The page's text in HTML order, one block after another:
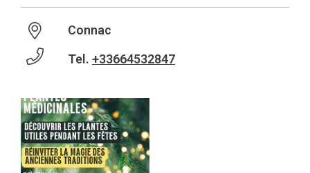
Connac
Tel. +33664532847